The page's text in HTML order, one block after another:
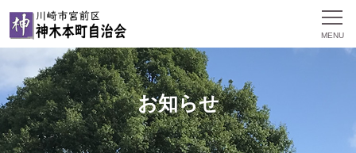
お知らせ